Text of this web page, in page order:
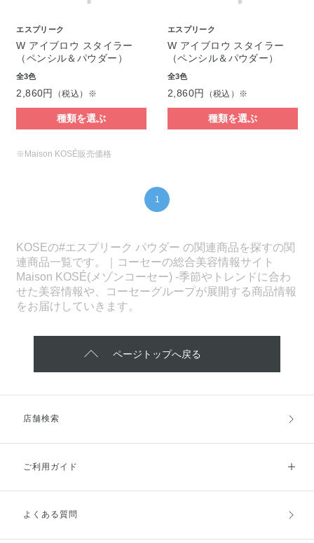
エスプリーク
W アイブロウ スタイラー
（ペンシル＆パウダー）
全3色
2,860円 （税込）※
種類を選ぶ
エスプリーク
W アイブロウ スタイラー
（ペンシル＆パウダー）
全3色
2,860円 （税込）※
種類を選ぶ
※Maison KOSÉ販売価格
1
KOSEの#エスプリーク パウダー の関連商品を探すの関
連商品一覧です。｜コーセーの総合美容情報サイト
Maison KOSÉ(メゾンコーセー) -季節やトレンドに合わ
せた美容情報や、コーセーグループが展開する商品情報
をお届けしていきます。
ページトップへ戻る
店舗検索
ご利用ガイド
ご利用ガイドトップ
よくある質問